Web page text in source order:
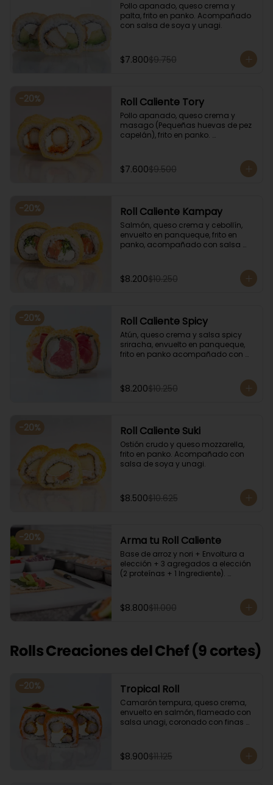
Pollo apanado, queso crema y
palta, frito en panko. Acompañado
con salsa de soya y unagi.
$7.800$9.750
-20% Roll Caliente Tory
Pollo apanado, queso crema y
masago (Pequeñas huevas de pez
capelán), frito en panko.
$7.600$9.500
-20% Roll Caliente Kampay
Salmón, queso crema y cebollín,
envuelto en panqueque, frito en
panko, acompañado con salsa
$8.200$10.250
-20% Roll Caliente Spicy
Atún, queso crema y salsa spicy
sriracha, envuelto en panqueque,
frito en panko acompañado con
$8.200$10.250
-20% Roll Caliente Suki
Ostión crudo y queso mozzarella,
frito en panko. Acompañado con
salsa de soya y unagi.
$8.500$10.625
-20% Arma tu Roll Caliente
Base de arroz y nori + Envoltura a
elección + 3 agregados a elección
(2 proteínas + 1 Ingrediente).
$8.800$11.000
Rolls Creaciones del Chef (9 cortes)
-20% Tropical Roll
Camarón tempura, queso crema,
envuelto en salmón, flameado con
salsa unagi, coronado con finas
$8.900$11.125